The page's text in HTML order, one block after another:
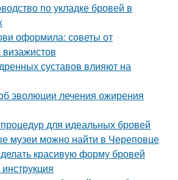
по укладке бровей в
оформила: советы от
суставов влияют на
эволюции лечения ожирения
для идеальных бровей
музеи можно найти в Череповце
красивую форму бровей